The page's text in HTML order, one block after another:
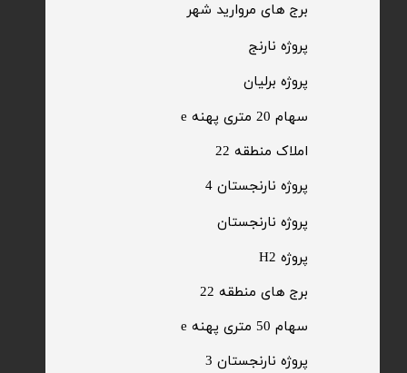
سهام 20 متری پهنه e​​​​​​​
​سهام 50 متری پهنه e
​املاک منطقه 22
برج های منطقه 22
پروژه برلیان
پروژه H2
​پروژه نارنج
​پروژه نارنجستان
​برج های مروارید شهر
پروژه نارنجستان 4
​پروژه نارنجستان 3